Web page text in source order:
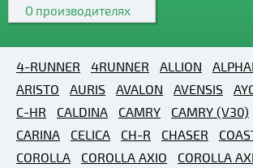
О производителях
4-RUNNER 4RUNNER ALLION
ARISTO
AURIS AVALON AVENSIS
C-HR
CALDINA CAMRY CAMRY (V30)
CARINA
CELICA CH-R CHASER
COROLLA
COROLLA AXIO
COROLLA